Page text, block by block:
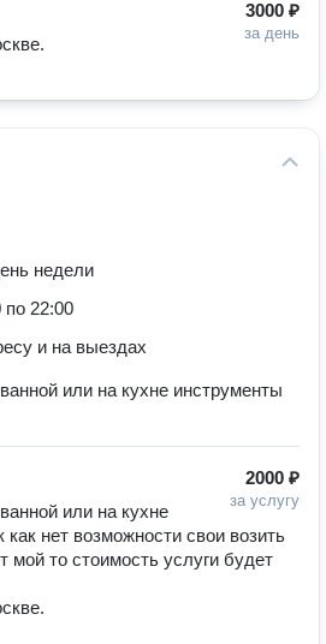
3000 ₽
за день
недели
по 22:00
и на выездах
или на кухне инструменты
2000 ₽
за услугу
или на кухне
нет возможности свои возить
мой то стоимость услуги будет